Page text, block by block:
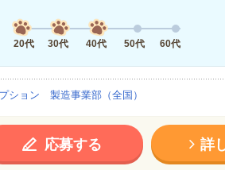
20代
30代 40代 50代 60代
ション 製造事業部（全国）
応募する 詳